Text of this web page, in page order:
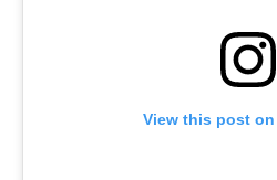
View this post